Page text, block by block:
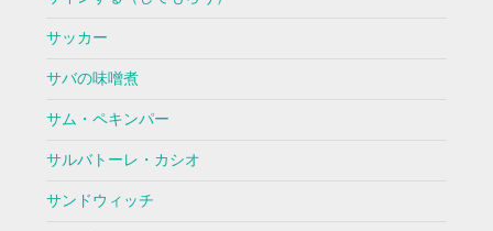
サッカー
サバの味噌煮
サム・ペキンパー
サルバトーレ・カシオ
サンドウィッチ